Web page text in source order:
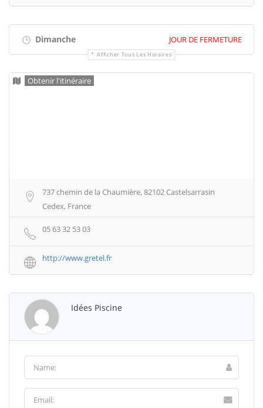
Dimanche JOUR DE FERMETURE
Afficher Tous Les Horaires
Obtenir l'itinéraire
737 chemin de la Chaumière, 82102 Castelsarrasin
Cedex, France
05 63 32 53 03
http://www.gretel.fr
Idées Piscine